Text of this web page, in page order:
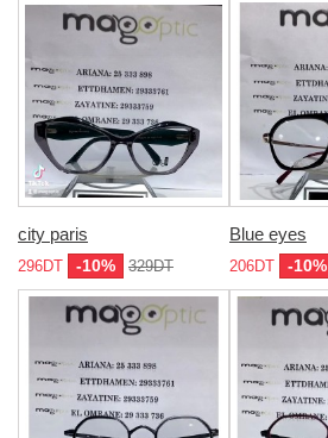
city paris
296DT -10% 329DT
Blue eyes
206DT -10%